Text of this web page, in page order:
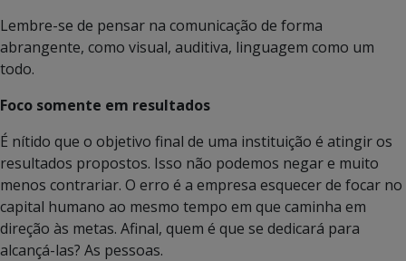
Lembre-se de pensar na comunicação de forma
abrangente, como visual, auditiva, linguagem como um
todo.
Foco somente em resultados
É nítido que o objetivo final de uma instituição é atingir os
resultados propostos. Isso não podemos negar e muito
menos contrariar. O erro é a empresa esquecer de focar no
capital humano ao mesmo tempo em que caminha em
direção às metas. Afinal, quem é que se dedicará para
alcançá-las? As pessoas.